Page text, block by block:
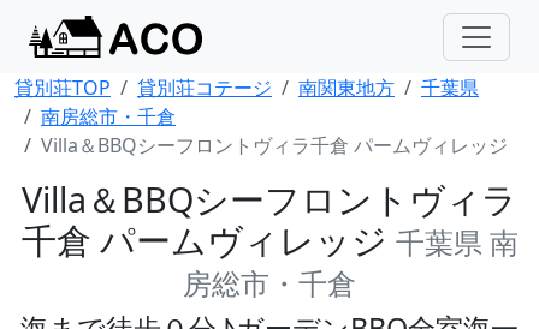
貸別荘TOP 貸別荘コテージ 南関東地方
千葉県
南房総市・千倉
Villa＆BBQシーフロントヴィラ千倉 パームヴィレッジ
Villa＆BBQシーフロントヴィラ
千倉 パームヴィレッジ 千葉県 南
房総市・千倉